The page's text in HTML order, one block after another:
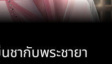
ชากับพระชายา